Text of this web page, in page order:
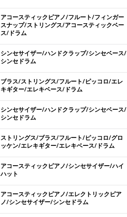
アコースティックピアノ/フルート/フィンガー
スナップ/ストリングス/アコースティックベー
ス/ドラム
シンセサイザー/ハンドクラップ/シンセベース/
シンセドラム
ブラス/ストリングス/フルート/ピッコロ/エレ
キギター/エレキベース/ドラム
シンセサイザー/ハンドクラップ/シンセベース/
シンセドラム
ストリングス/ブラス/フルート/ピッコロ/グロ
ッケン/エレキギター/エレキベース/ドラム
アコースティックピアノ/シンセサイザー/ハイ
ハット
アコースティックピアノ/エレクトリックピア
ノ/シンセサイザー/シンセドラム